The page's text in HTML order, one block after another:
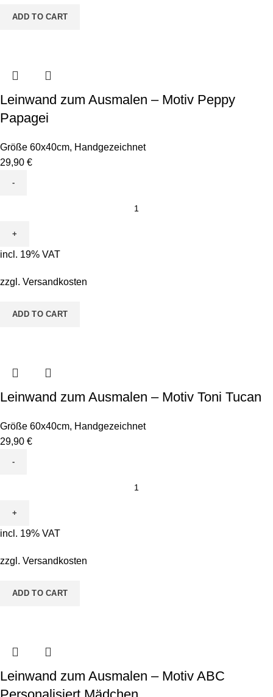
quantity
ADD TO CART
Leinwand zum Ausmalen – Motiv Peppy
Papagei
Größe 60x40cm, Handgezeichnet
29,90 €
Ausmalen
-
Peppy
quantity
incl. 19% VAT
zzgl. Versandkosten
ADD TO CART
Leinwand zum Ausmalen – Motiv Toni Tucan
Größe 60x40cm, Handgezeichnet
29,90 €
Ausmalen
-
Toni
quantity
incl. 19% VAT
zzgl. Versandkosten
ADD TO CART
Leinwand zum Ausmalen – Motiv ABC